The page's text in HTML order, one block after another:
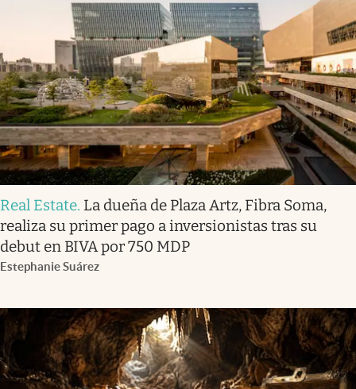
Real Estate. La dueña de Plaza Artz, Fibra Soma,
realiza su primer pago a inversionistas tras su
debut en BIVA por 750 MDP
Estephanie Suárez